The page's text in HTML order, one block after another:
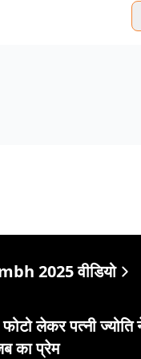
2025 वीडियो
लेकर पत्नी ज्योति
का प्रेम